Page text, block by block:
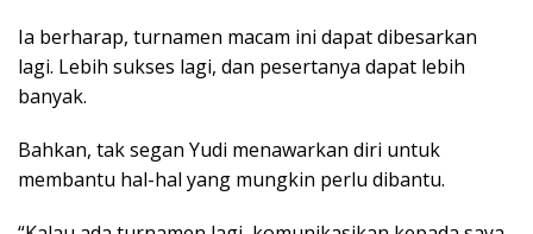
Ia berharap, turnamen macam ini dapat dibesarkan
lagi. Lebih sukses lagi, dan pesertanya dapat lebih
banyak.
Bahkan, tak segan Yudi menawarkan diri untuk
membantu hal-hal yang mungkin perlu dibantu.